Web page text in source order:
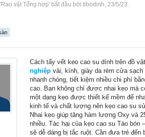
Rao vặt Tổng hợp' bắt đầu bởi tibodinh, 23/5/23.
Cách tẩy vết keo cao su dính trên đồ
nghiệp vải, kính, giày da rèm cửa sạch
nhanh chóng, tiết kiệm nhiều chi phí
cao. Bạn không chỉ được nhai kẹo mà
một dạng kẹo được thiết kế mềm để
kinh tế và chất lượng nên kẹo cao su
Nhai kẹo giúp tăng hàm lượng Oxy và
nhiều. Tác hại của kẹo cao su Táo bón
sẽ dễ dàng bị tắc ruột. Cần đưa trẻ